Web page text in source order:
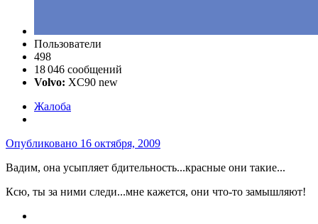
Пользователи
498
18 046 сообщений
Volvo: XC90 new
Жалоба
Опубликовано 16 октября, 2009
Вадим, она усыпляет бдительность...красные они такие...
Ксю, ты за ними следи...мне кажется, они что-то замышляют!